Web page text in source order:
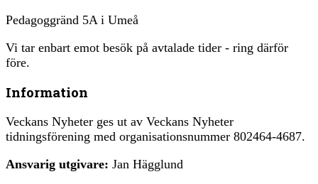
Pedagoggränd 5A i Umeå
Vi tar enbart emot besök på avtalade tider - ring därför
före.
Information
Veckans Nyheter ges ut av Veckans Nyheter
tidningsförening med organisationsnummer 802464-4687.
Ansvarig utgivare: Jan Hägglund